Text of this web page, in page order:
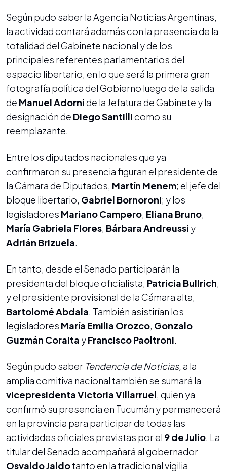
Según pudo saber la Agencia Noticias Argentinas,
la actividad contará además con la presencia de la
totalidad del Gabinete nacional y de los
principales referentes parlamentarios del
espacio libertario, en lo que será la primera gran
fotografía política del Gobierno luego de la salida
de Manuel Adornide la Jefatura de Gabinete y la
designación de Diego Santillicomo su
reemplazante.
Entre los diputados nacionales que ya
confirmaron su presencia figuran el presidente de
la Cámara de Diputados, Martín Menem; el jefe del
bloque libertario, Gabriel Bornoroni; y los
legisladores Mariano Campero Eliana Bruno
María Gabriela Flores Bárbara Andreussi y
Adrián Brizuela
En tanto, desde el Senado participarán la
presidenta del bloque oficialista, Patricia Bullrich
y el presidente provisional de la Cámara alta,
Bartolomé Abdala . También asistirían los
legisladores María Emilia Orozco Gonzalo
Guzmán Coraita yFrancisco Paoltroni
Según pudo saber Tendencia de Noticias, a la
amplia comitiva nacional también se sumará la
vicepresidenta Victoria Villarruel , quien ya
confirmó su presencia en Tucumán y permanecerá
en la provincia para participar de todas las
actividades oficiales previstas por el 9 de Julio . La
titular del Senado acompañará al gobernador
Osvaldo Jaldotanto en la tradicional vigilia